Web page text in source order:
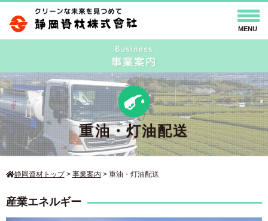
事業案内
LPガス 重油・灯油配送 ガソリンスタンド 保険事業
コインランドリー 不動産 レンタルボックス エネワンでんき
ウォーターワン 環境改善事業
太陽光発電 蓄電池システム
会社情報
重油・灯油配送
静岡資材トップ> 事業案内 > 重油・灯油配送
産業エネルギー